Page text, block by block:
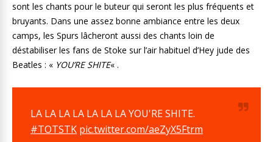
sont les chants pour le buteur qui seront les plus fréquents et
bruyants. Dans une assez bonne ambiance entre les deux
camps, les Spurs lâcheront aussi des chants loin de
déstabiliser les fans de Stoke sur l’air habituel d’Hey jude des
Beatles : « YOU’RE SHITE« .
LA LA LA LA LA LA LA YOU'RE SHITE.
#TOTSTK pic.twitter.com/aeZyX5Ftrm